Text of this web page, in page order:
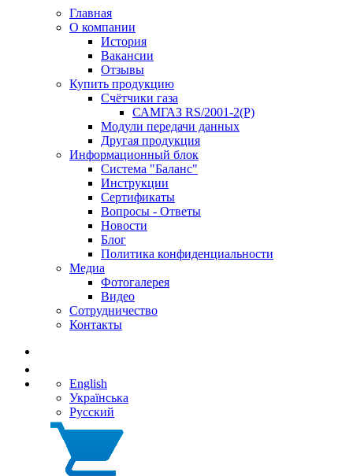
Главная
О компании
История
Вакансии
Отзывы
Купить продукцию
Счётчики газа
САМГАЗ RS/2001-2(Р)
Модули передачи данных
Другая продукция
Информационный блок
Система "Баланс"
Инструкции
Cертификаты
Вопросы - Ответы
Новости
Блог
Политика конфиденциальности
Медиа
Фотогалерея
Видео
Сотрудничество
Контакты
English
Українська
Русский